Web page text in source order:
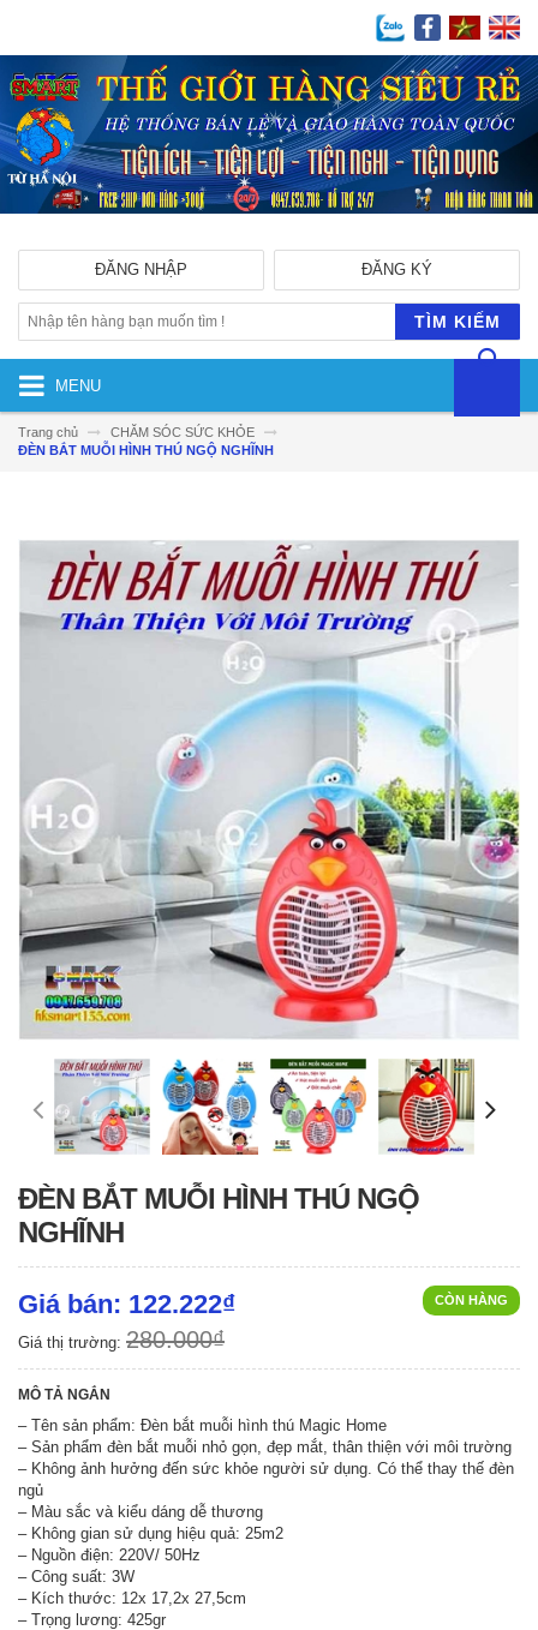
ĐĂNG KÝ
ĐĂNG NHẬP
TÌM KIẾM
MENU
Trang chủ
CHĂM SÓC SỨC KHỎE
ĐÈN BẮT MUỖI HÌNH THÚ NGỘ NGHĨNH
ĐÈN BẮT MUỖI HÌNH THÚ NGỘ
NGHĨNH
CÒN HÀNG
Giá bán: 122.222₫
Giá thị trường: 280.000₫
MÔ TẢ NGẮN
– Tên sản phẩm: Đèn bắt muỗi hình thú Magic Home
– Sản phẩm đèn bắt muỗi nhỏ gọn, đẹp mắt, thân thiện với môi trường
– Không ảnh hưởng đến sức khỏe người sử dụng. Có thể thay thế đèn
ngủ
– Màu sắc và kiểu dáng dễ thương
– Không gian sử dụng hiệu quả: 25m2
– Nguồn điện: 220V/ 50Hz
– Công suất: 3W
– Kích thước: 12x 17,2x 27,5cm
– Trọng lương: 425gr